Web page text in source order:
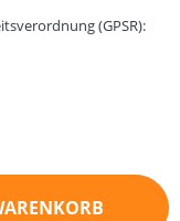
(GPSR):